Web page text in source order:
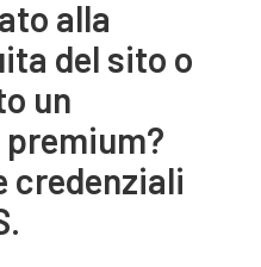
alla
del sito o
un
credenziali